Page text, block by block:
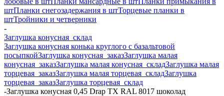
штПланки снегозадержания в штТорцевые планки в
штТройники и четверники
-
Заглушка конусная_склад
Заглушка конусная конька круглого с базальтовой
посыпкойЗаглушка конусная_заказЗаглушка малая
конусная_заказЗаглушка малая конусная_складЗаглушка малая
торцевая_заказЗаглушка малая торцевая_складЗаглушка
торцевая_заказЗаглушка торцевая_склад
-Заглушка конусная 0,45 Drap TX RAL 8017 шоколад